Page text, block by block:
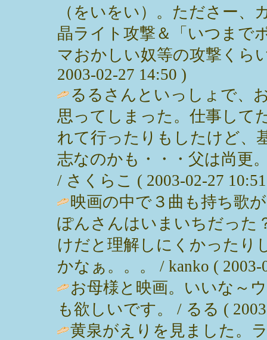
（をいをい）。たださー
晶ライト攻撃＆「いつまで
マおかしい奴等の攻撃くら
2003-02-27 14:50 )
るるさんといっしょで、
思ってしまった。仕事して
れて行ったりもしたけど、
志なのかも・・・父は尚更
/ さくらこ ( 2003-02-27
映画の中で３曲も持ち歌
ぽんさんはいまいちだった
けだと理解しにくかったり
かなぁ。。。 / kanko ( 2003-
お母様と映画。いいな～
も欲しいです。 / るる (
黄泉がえりを見ました。